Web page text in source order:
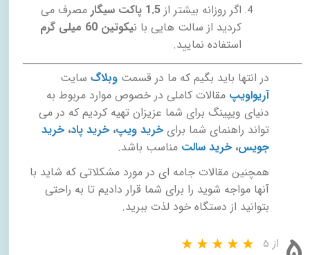
اگر روزانه بیشتر از 1.5 پاکت سیگار
مصرف می
کردید از سالت هایی با نیکوتین 60 میلی گرم
استفاده نمایید.
در انتها باید بگیم که ما در قسمت وبلاگسایت
آریواویپ مقالات کاملی در خصوص موارد مربوط به
دنیای ویپینگ برای شما عزیزان تهیه کردیم که در می
تواند راهنمای شما برای خرید ویپ، خرید پاد، خرید
جویس، خرید سالت مناسب باشد.
همچنین مقالات جامه ای در مورد مشکلاتی که شاید با
آنها مواجه شوید را برای شما قرار دادیم تا به راحتی
بتوانید از دستگاه خود لذت ببرید.
از ۵